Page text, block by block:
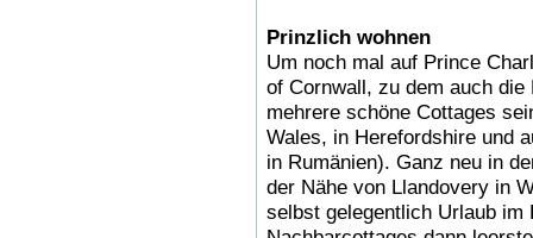
Prinzlich wohnen
Um noch mal auf Prince
of Cornwall, zu dem auch
mehrere schöne Cottages
Wales, in Herefordshire und
in Rumänien). Ganz neu in
der Nähe von Llandovery in
selbst gelegentlich Urlaub